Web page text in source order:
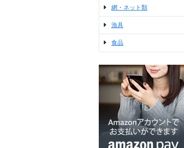
網・ネット類
漁具
食品